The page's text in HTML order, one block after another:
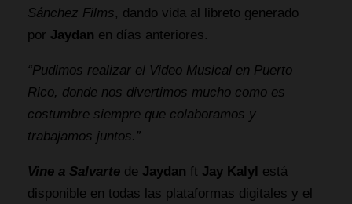
Sánchez Films, dando vida al libreto generado
por Jaydan en días anteriores.
“Pudimos realizar el Video Musical en Puerto
Rico, donde nos divertimos mucho como es
costumbre siempre que colaboramos y
trabajamos juntos.”
Vine a Salvarte de Jaydan ft Jay Kalyl está
disponible en todas las plataformas digitales y el